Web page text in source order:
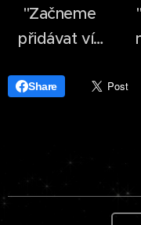
"Začneme
přidávat víc
"Konkurence
musíme být
taky."
Share